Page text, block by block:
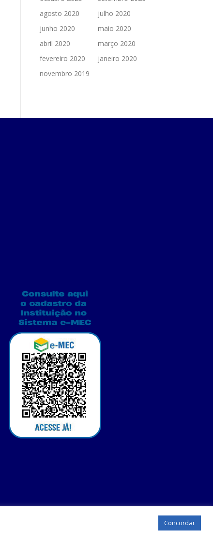
agosto 2020
julho 2020
junho 2020
maio 2020
abril 2020
março 2020
fevereiro 2020
janeiro 2020
novembro 2019
Concordar